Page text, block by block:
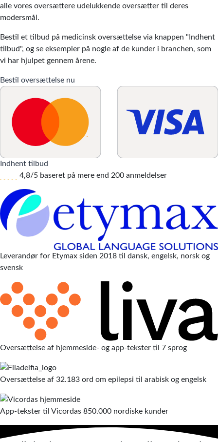
alle vores oversættere udelukkende oversætter til deres
modersmål.
Bestil et tilbud på medicinsk oversættelse via knappen "Indhent
tilbud", og se eksempler på nogle af de kunder i branchen, som
vi har hjulpet gennem årene.
Bestil oversættelse nu
Indhent tilbud
4,8/5 baseret på mere end 200 anmeldelser
Leverandør for Etymax siden 2018 til dansk, engelsk, norsk og
svensk
Oversættelse af hjemmeside- og app-tekster til 7 sprog
Oversættelse af 32.183 ord om epilepsi til arabisk og engelsk
App-tekster til Vicordas 850.000 nordiske kunder